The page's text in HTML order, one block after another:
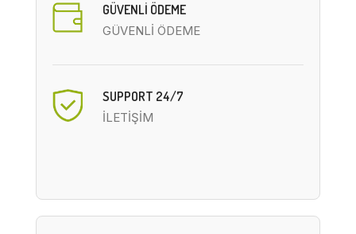
GÜVENLİ ÖDEME
GÜVENLİ ÖDEME
SUPPORT 24/7
İLETİŞİM